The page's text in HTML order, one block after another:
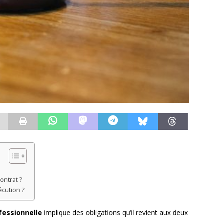
?
?
implique des obligations qu’il revient aux deux